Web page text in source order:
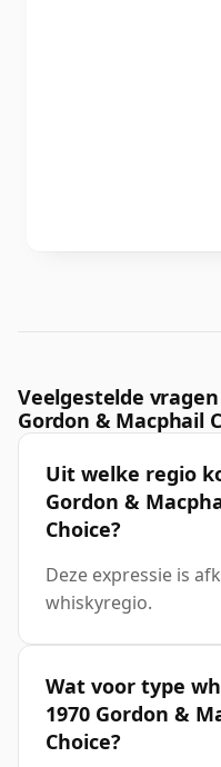
Veelgestelde
Gordon & Macphail
Uit welke regio
Gordon &
Choice?
Deze expressie is
whiskyregio.
Wat voor type
1970 Gordon &
Choice?